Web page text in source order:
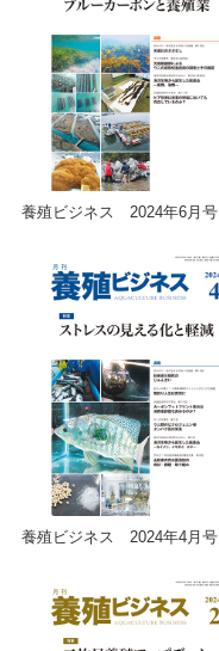
養殖ビジネス 2024年6月号
養殖ビジネス 2024年4月号